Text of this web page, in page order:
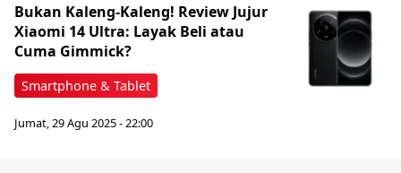
Smartphone & Tablet
Bukan Kaleng-Kaleng! Review Jujur
Xiaomi 14 Ultra: Layak Beli atau
Cuma Gimmick?
Jumat, 29 Agu 2025 - 22:00